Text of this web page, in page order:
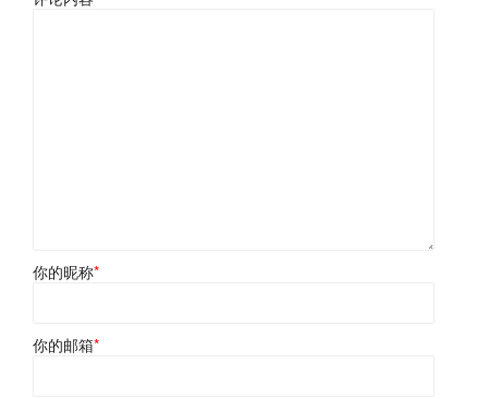
你的昵称*
你的邮箱*